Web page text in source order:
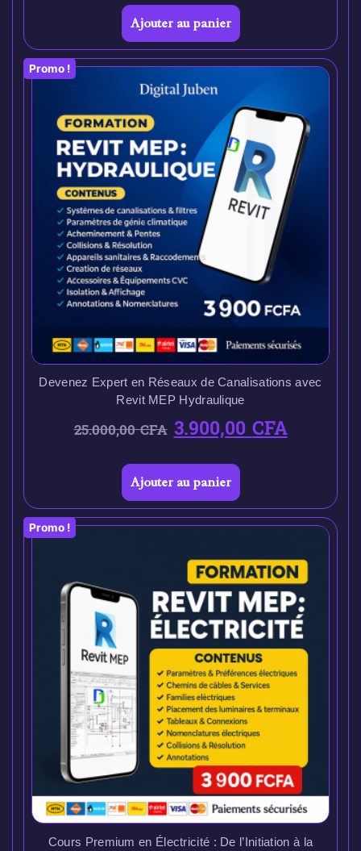
Ajouter au panier
Promo !
Devenez Expert en Réseaux de Canalisations avec
Revit MEP Hydraulique
25.000,00CFA 3.900,00CFA
Ajouter au panier
Promo !
Cours Premium en Électricité : De l’Initiation à la